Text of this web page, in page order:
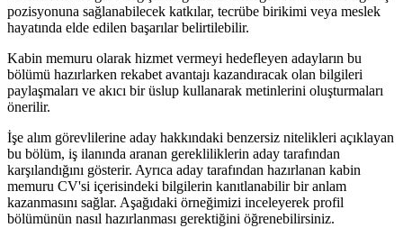
pozisyonuna sağlanabilecek katkılar, tecrübe birikimi veya meslek
hayatında elde edilen başarılar belirtilebilir.
Kabin memuru olarak hizmet vermeyi hedefleyen adayların bu
bölümü hazırlarken rekabet avantajı kazandıracak olan bilgileri
paylaşmaları ve akıcı bir üslup kullanarak metinlerini oluşturmaları
önerilir.
İşe alım görevlilerine aday hakkındaki benzersiz nitelikleri açıklayan
bu bölüm, iş ilanında aranan gerekliliklerin aday tarafından
karşılandığını gösterir. Ayrıca aday tarafından hazırlanan kabin
memuru CV'si içerisindeki bilgilerin kanıtlanabilir bir anlam
kazanmasını sağlar. Aşağıdaki örneğimizi inceleyerek profil
bölümünün nasıl hazırlanması gerektiğini öğrenebilirsiniz.